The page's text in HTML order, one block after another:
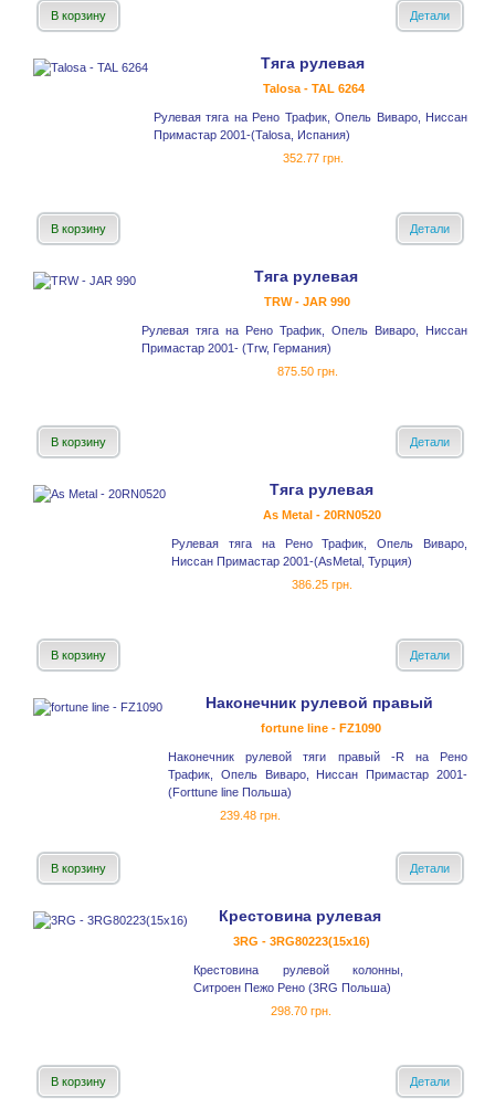
В корзину Детали
Тяга рулевая
Talosa - TAL 6264
Рулевая тяга на Рено Трафик, Опель Виваро, Ниссан
Примастар 2001-(Talosa, Испания)
352.77 грн.
В корзину Детали
Тяга рулевая
TRW - JAR 990
Рулевая тяга на Рено Трафик, Опель Виваро, Ниссан
Примастар 2001- (Trw, Германия)
875.50 грн.
В корзину Детали
Тяга рулевая
As Metal - 20RN0520
Рулевая тяга на Рено Трафик, Опель Виваро,
Ниссан Примастар 2001-(AsMetal, Турция)
386.25 грн.
В корзину Детали
Наконечник рулевой правый
fortune line - FZ1090
Наконечник рулевой тяги правый -R на Рено
Трафик, Опель Виваро, Ниссан Примастар 2001-
(Forttune line Польша)
239.48 грн.
В корзину Детали
Крестовина рулевая
3RG - 3RG80223(15x16)
Крестовина рулевой колонны,
Ситроен Пежо Рено (3RG Польша)
298.70 грн.
В корзину Детали